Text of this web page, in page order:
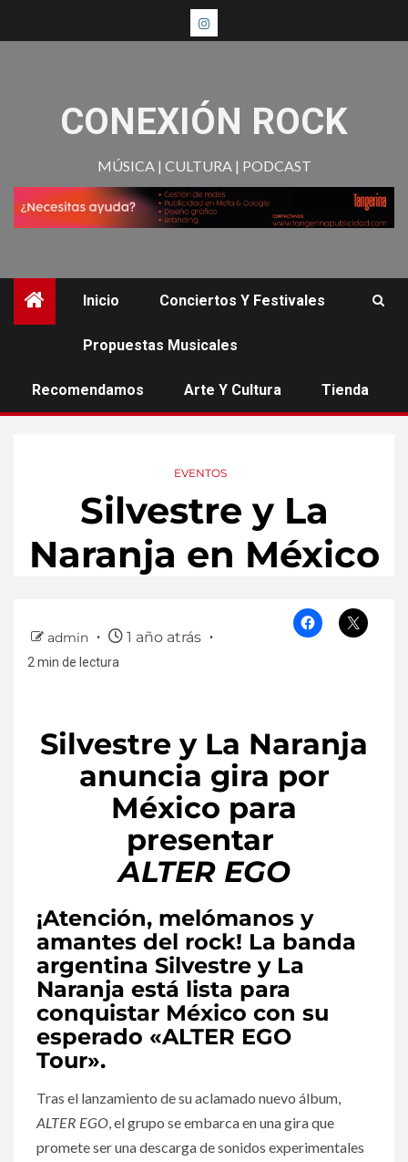
CONEXIÓN ROCK
MÚSICA | CULTURA | PODCAST
Inicio Conciertos Y Festivales
Propuestas Musicales
Recomendamos Arte Y Cultura Tienda
EVENTOS
Silvestre y La
Naranja en México
admin 1 año atrás
2 min de lectura
Silvestre y La Naranja
anuncia gira por
México para
presentar
ALTER EGO
¡Atención, melómanos y
amantes del rock! La banda
argentina Silvestre y La
Naranja está lista para
conquistar México con su
esperado «ALTER EGO
Tour».
Tras el lanzamiento de su aclamado nuevo álbum,
ALTER EGO, el grupo se embarca en una gira que
promete ser una descarga de sonidos experimentales